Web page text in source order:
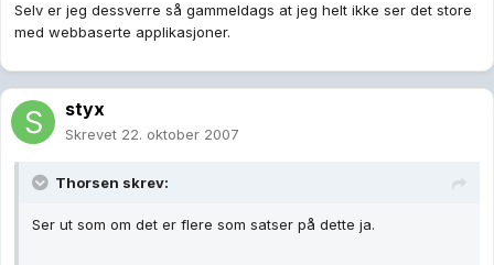
Selv er jeg dessverre så gammeldags at jeg helt ikke ser det store
med webbaserte applikasjoner.
styx
Skrevet 22. oktober 2007
Thorsen skrev:
Ser ut som om det er flere som satser på dette ja.